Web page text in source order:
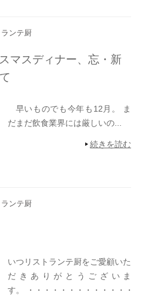
ンテ厨
マスディナー、忘・新
早いものでも今年も12月。 ま
だまだ飲食業界には厳しいの...
続きを読む
ンテ厨
いつリストランテ厨をご愛顧いた
だきありがとうございま
す。 ・・・・・・・・・・・・・